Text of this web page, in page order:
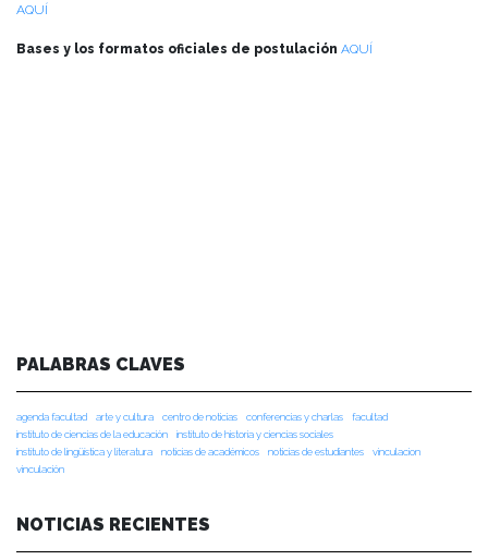
AQUÍ
Bases y los formatos oficiales de postulación AQUÍ
PALABRAS CLAVES
agenda facultad arte y cultura centro de noticias conferencias y charlas
facultad
instituto de ciencias de la educación
instituto de historia y ciencias sociales
instituto de lingüística y literatura
noticias de académicos noticias de estudiantes
vinculacion
vinculación
NOTICIAS RECIENTES